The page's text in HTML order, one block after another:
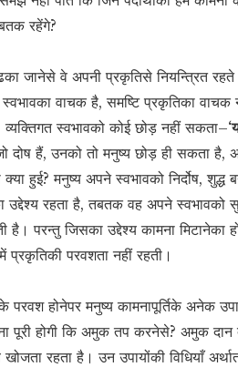
रहेंगे?
जानेसे वे अपनी प्रकृतिसे नियन्त्रित रहते
वाचक है, समष्टि प्रकृतिका वाचक
व्यक्तिगत स्वभावको कोई छोड़ नहीं सकता–
दोष हैं, उनको तो मनुष्य छोड़ ही सकता है,
हुई? मनुष्य अपने स्वभावको निर्दोष, शुद्ध
उद्देश्य रहता है, तबतक वह अपने स्वभावको
परन्तु जिसका उद्देश्य कामना मिटानेका
परवशता नहीं रहती।
होनेपर मनुष्य कामनापूर्तिके अनेक
पूरी होगी कि अमुक तप करनेसे? अमुक दान
रहता है। उन उपायोंकी विधियाँ